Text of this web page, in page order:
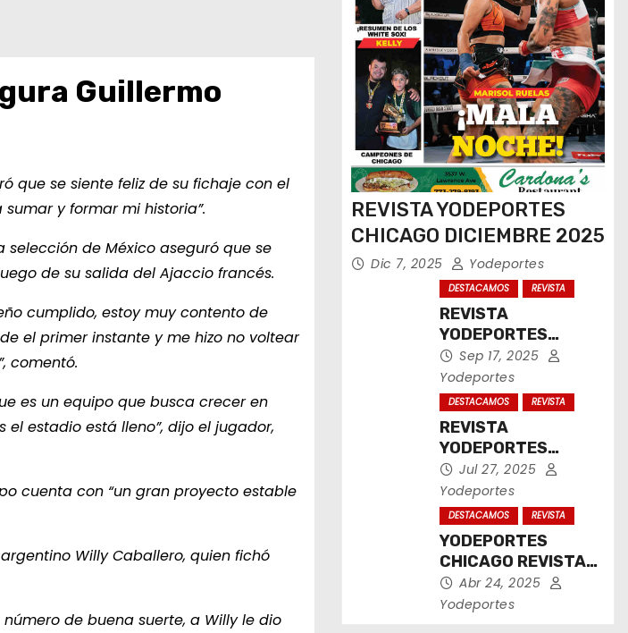
Guillermo
que se siente feliz de su fichaje con el
y formar mi historia”.
de México aseguró que se
de su salida del Ajaccio francés.
cumplido, estoy muy contento de
el primer instante y me hizo no voltear
comentó.
es un equipo que busca crecer en
estadio está lleno”, dijo el jugador,
cuenta con “un gran proyecto estable
Willy Caballero, quien fichó
de buena suerte, a Willy le dio
REVISTA YODEPORTES
CHICAGO DICIEMBRE 2025
Dic 7, 2025 Yodeportes
DESTACAMOS REVISTA
REVISTA
YODEPORTES
CHICAGO
SEPTIEMBRE 2025
Sep 17, 2025
Yodeportes
DESTACAMOS REVISTA
REVISTA
YODEPORTES
CHICAGO JULIO
2025
Jul 27, 2025
Yodeportes
DESTACAMOS REVISTA
YODEPORTES
CHICAGO REVISTA
IMPRESA ABRIL
2025
Abr 24, 2025
Yodeportes